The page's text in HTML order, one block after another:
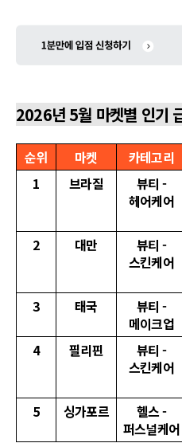
2026년 5월 마켓별 인기
순위 마켓 카테고리
1
브라질
뷰티 -
헤어케어
2
대만
뷰티 -
스킨케어
3
태국
뷰티 -
메이크업
4
필리핀
뷰티 -
스킨케어
5
싱가포르
헬스 -
퍼스널케어